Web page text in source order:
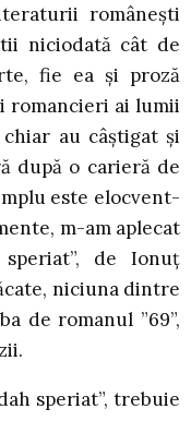
românești
niciodată cât de
fie ea și proză
romancieri ai lumii
au câștigat și
după o carieră de
este elocvent-
m-am aplecat
de Ionuț
niciuna dintre
de romanul ”69”,
speriat”, trebuie